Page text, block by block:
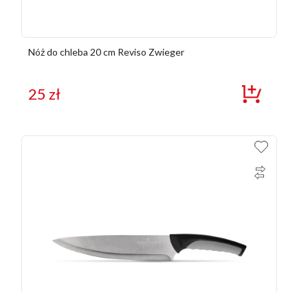
Nóż do chleba 20 cm Reviso Zwieger
25 zł